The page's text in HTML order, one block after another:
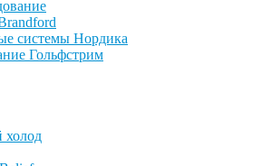
системы Нордика
Гольфстрим